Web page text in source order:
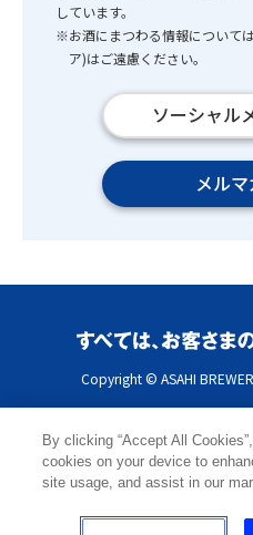
しています。
※お酒にまつわる情報について
ア)はご遠慮ください。
ソーシャル
メル
Copyright © ASAHI
By clicking “Accept All
cookies on your device to
site usage, and assist in our